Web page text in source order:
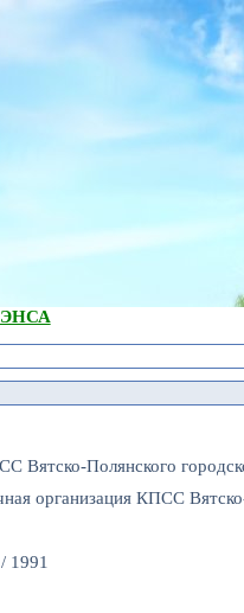
ЭНСА
Вятско-Полянского
организация КПСС
1991